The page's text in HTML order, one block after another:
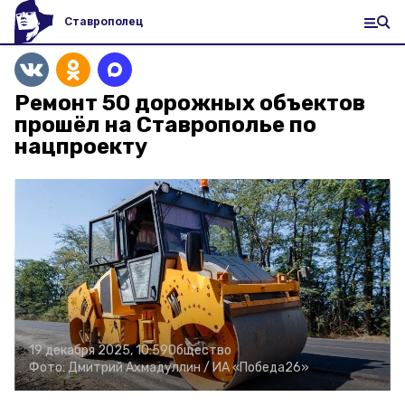
Ставрополец
Ремонт 50 дорожных объектов
прошёл на Ставрополье по
нацпроекту
19 декабря 2025, 10:59Общество
Фото:Дмитрий Ахмадуллин / ИА «Победа26»